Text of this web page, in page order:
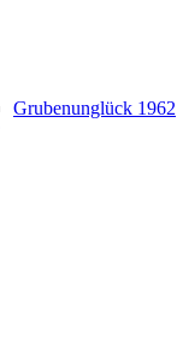
Grubenunglück 1962